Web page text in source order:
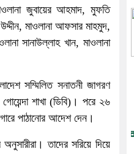
জুবায়ের আহমাদ, মুফতি
মাওলানা আফসার মাহমুদ,
সানাউল্লাহ খান, মাওলানা
সম্মিলিত সনাতনী জাগরণ
শাখা (ডিবি)। পরে ২৬
পাঠানোর আদেশ দেন।
তাদের সরিয়ে দিয়ে